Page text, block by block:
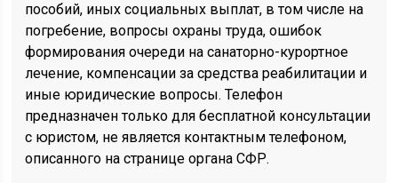
пособий, иных социальных выплат, в том числе на
погребение, вопросы охраны труда, ошибок
формирования очереди на санаторно-курортное
лечение, компенсации за средства реабилитации и
иные юридические вопросы. Телефон
предназначен только для бесплатной консультации
с юристом, не является контактным телефоном,
описанного на странице органа СФР.